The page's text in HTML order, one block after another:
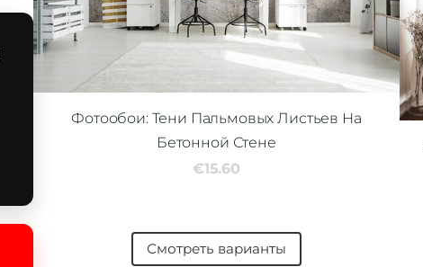
Фотообои: Тени Пальмовых Листьев На
Бетонной Стене
€15.60
Смотреть варианты